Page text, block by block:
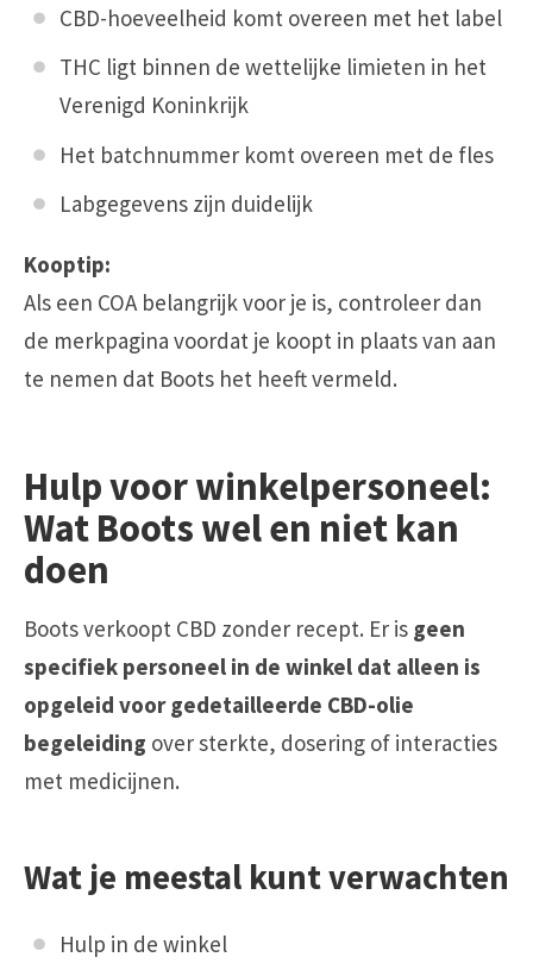
CBD-hoeveelheid komt overeen met het label
THC ligt binnen de wettelijke limieten in het
Verenigd Koninkrijk
Het batchnummer komt overeen met de fles
Labgegevens zijn duidelijk
Kooptip:
Als een COA belangrijk voor je is, controleer dan
de merkpagina voordat je koopt in plaats van aan
te nemen dat Boots het heeft vermeld.
Hulp voor winkelpersoneel:
Wat Boots wel en niet kan
doen
Boots verkoopt CBD zonder recept. Er is geen
specifiek personeel in de winkel dat alleen is
opgeleid voor gedetailleerde CBD-olie
begeleiding over sterkte, dosering of interacties
met medicijnen.
Wat je meestal kunt verwachten
Hulp in de winkel